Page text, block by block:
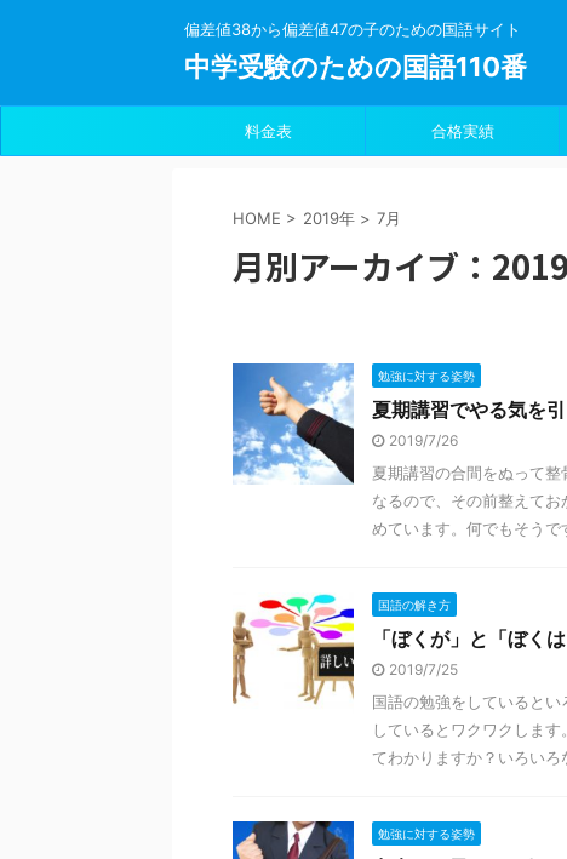
偏差値38から偏差値47の子のための国語サイト
中学受験のための国語110番
料金表 合格実績
HOME > 2019年 > 7月
月別アーカイブ：
勉強に対する姿勢
夏期講習でやる気を
2019/7/26
夏期講習の合間をぬって
なるので、その前整えて
めています。何でもそうで
国語の解き方
「ぼくが」と「ぼく
2019/7/25
国語の勉強をしていると
しているとワクワクしま
てわかりますか？いろいろ
勉強に対する姿勢